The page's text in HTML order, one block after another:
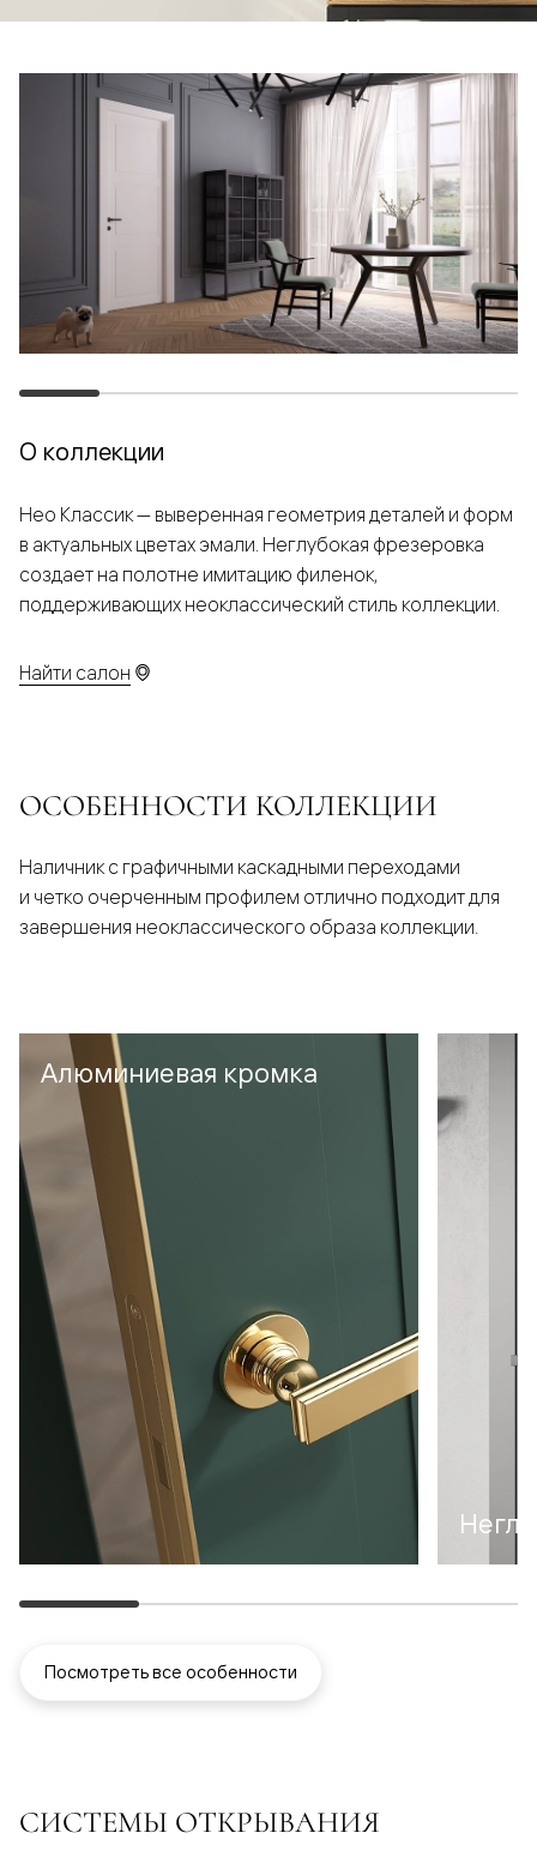
О коллекции
Нео Классик — выверенная геометрия деталей и форм
в актуальных цветах эмали. Неглубокая фрезеровка
создает на полотне имитацию филенок,
поддерживающих неоклассический стиль коллекции.
Найти салон
ОСОБЕННОСТИ КОЛЛЕКЦИИ
Наличник с графичными каскадными переходами
и четко очерченным профилем отлично подходит для
завершения неоклассического образа коллекции.
Алюминиевая кромка
Посмотреть все особенности
СИСТЕМЫ ОТКРЫВАНИЯ